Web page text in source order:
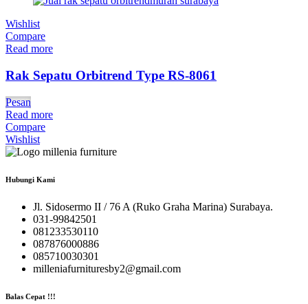
Wishlist
Compare
Read more
Rak Sepatu Orbitrend Type RS-8061
Pesan
Read more
Compare
Wishlist
Hubungi Kami
Jl. Sidosermo II / 76 A (Ruko Graha Marina) Surabaya.
031-99842501
081233530110
087876000886
085710030301
milleniafurnituresby2@gmail.com
Balas Cepat !!!